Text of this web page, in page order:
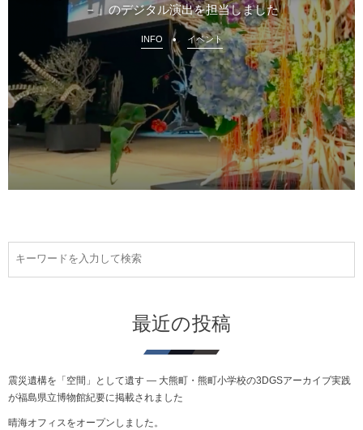
－」のデジタル演出を担当しました
INFO イベント
最近の投稿
震災遺構を「空間」として遺す ― 大熊町・熊町小学校の3DGSアーカイブ実践
が福島県立博物館紀要に掲載されました
晴海オフィスをオープンしました。